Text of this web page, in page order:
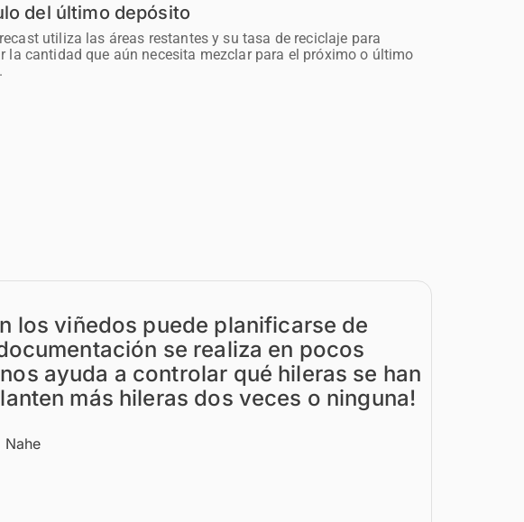
del último depósito
utiliza las áreas restantes y su tasa de reciclaje para
la cantidad que aún necesita mezclar para el próximo o último
los viñedos puede planificarse de
se realiza en pocos
ayuda a controlar qué hileras se han
más hileras dos veces o ninguna!